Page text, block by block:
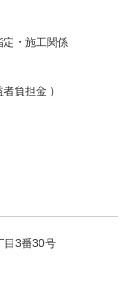
定・施工関係
負担金 ）
3番30号